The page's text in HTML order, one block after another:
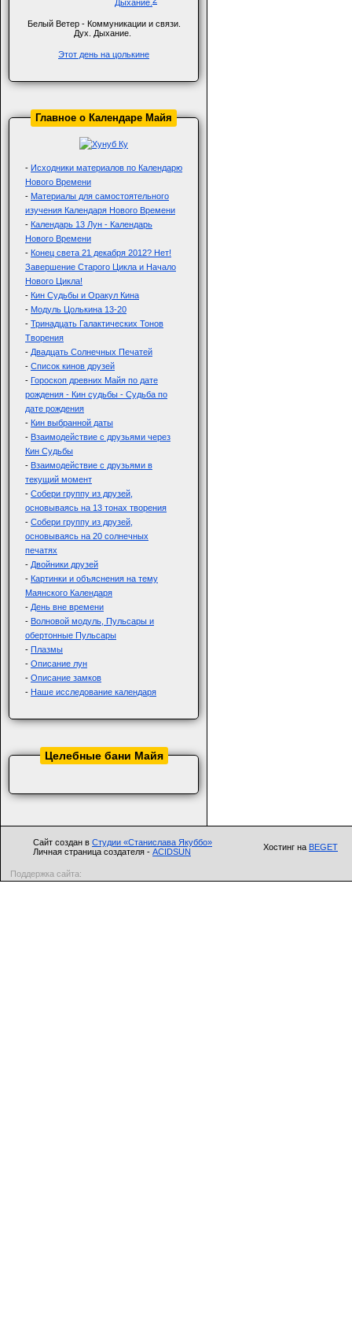
Белый Ветер - Коммуникации и связи.
Дух. Дыхание.
Этот день на цолькине
Главное о Календаре Майя
- Исходники материалов по Календарю
Нового Времени
- Материалы для самостоятельного
изучения Календаря Нового Времени
- Календарь 13 Лун - Календарь
Нового Времени
- Конец света 21 декабря 2012? Нет!
Завершение Старого Цикла и Начало
Нового Цикла!
- Кин Судьбы и Оракул Кина
- Модуль Цолькина 13-20
- Тринадцать Галактических Тонов
Творения
- Двадцать Солнечных Печатей
- Список кинов друзей
- Гороскоп древних Майя по дате
рождения - Кин судьбы - Судьба по
дате рождения
- Кин выбранной даты
- Взаимодействие с друзьями через
Кин Судьбы
- Взаимодействие с друзьями в
текущий момент
- Собери группу из друзей,
основываясь на 13 тонах творения
- Собери группу из друзей,
основываясь на 20 солнечных
печатях
- Двойники друзей
- Картинки и объяснения на тему
Маянского Календаря
- День вне времени
- Волновой модуль, Пульсары и
обертонные Пульсары
- Плазмы
- Описание лун
- Описание замков
- Наше исследование календаря
Целебные бани Майя
Сайт создан в Студии «Станислава Якуббо»
Личная страница создателя - ACIDSUN Хостинг на BEGET
Поддержка сайта: